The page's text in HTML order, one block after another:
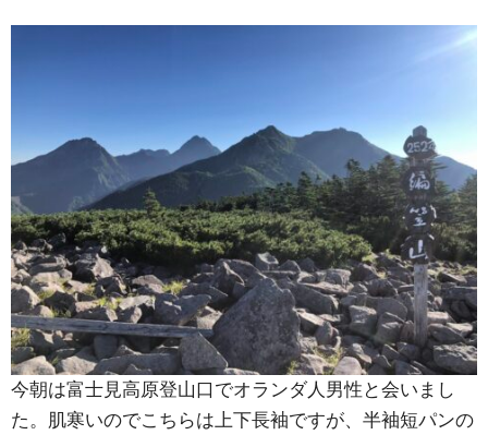
今朝は富士見高原登山口でオランダ人男性と会いまし
た。肌寒いのでこちらは上下長袖ですが、半袖短パンの